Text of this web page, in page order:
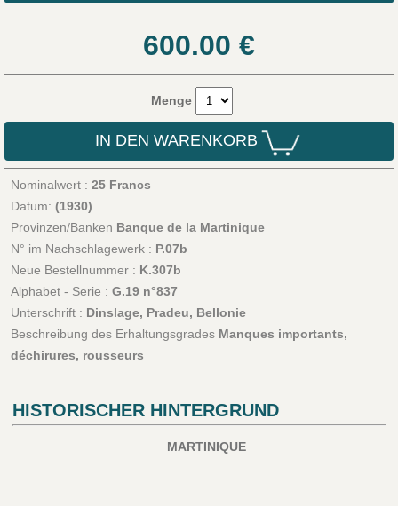
600.00 €
Menge
IN DEN WARENKORB
Nominalwert : 25 Francs
Datum: (1930)
Provinzen/Banken Banque de la Martinique
N° im Nachschlagewerk : P.07b
Neue Bestellnummer : K.307b
Alphabet - Serie : G.19 n°837
Unterschrift : Dinslage, Pradeu, Bellonie
Beschreibung des Erhaltungsgrades Manques importants,
déchirures, rousseurs
HISTORISCHER HINTERGRUND
MARTINIQUE